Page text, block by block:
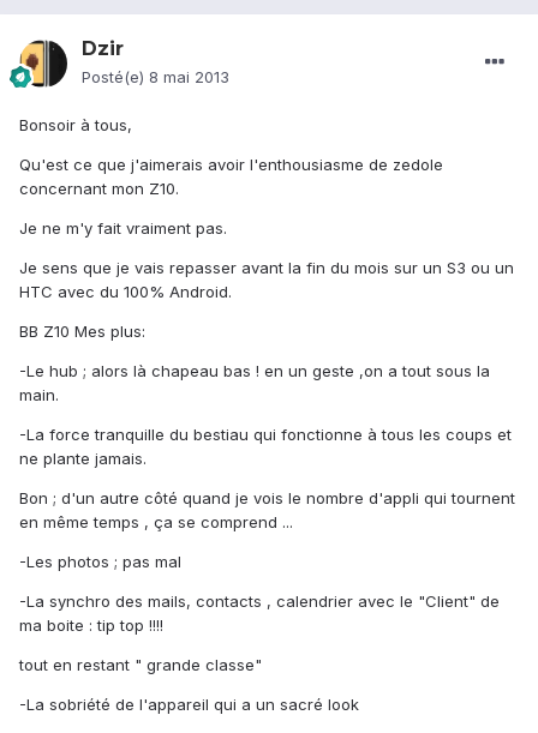
Dzir
Posté(e) 8 mai 2013
Bonsoir à tous,
Qu'est ce que j'aimerais avoir l'enthousiasme de zedole
concernant mon Z10.
Je ne m'y fait vraiment pas.
Je sens que je vais repasser avant la fin du mois sur un S3 ou un
HTC avec du 100% Android.
BB Z10 Mes plus:
-Le hub ; alors là chapeau bas ! en un geste ,on a tout sous la
main.
-La force tranquille du bestiau qui fonctionne à tous les coups et
ne plante jamais.
Bon ; d'un autre côté quand je vois le nombre d'appli qui tournent
en même temps , ça se comprend ...
-Les photos ; pas mal
-La synchro des mails, contacts , calendrier avec le "Client" de
ma boite : tip top !!!!
tout en restant " grande classe"
-La sobriété de l'appareil qui a un sacré look